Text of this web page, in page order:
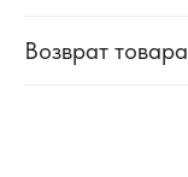
Возврат товара